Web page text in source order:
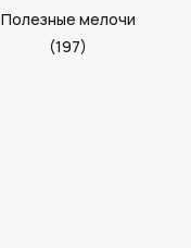
Полезные мелочи
(197)